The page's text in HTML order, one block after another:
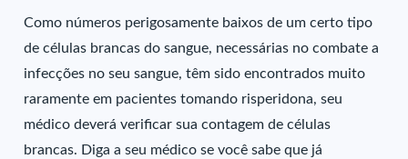
Como números perigosamente baixos de um certo tipo
de células brancas do sangue, necessárias no combate a
infecções no seu sangue, têm sido encontrados muito
raramente em pacientes tomando risperidona, seu
médico deverá verificar sua contagem de células
brancas. Diga a seu médico se você sabe que já